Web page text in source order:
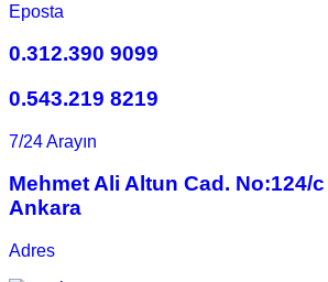
Eposta
0.312.390 9099
0.543.219 8219
7/24 Arayın
Mehmet Ali Altun Cad. No:124/
Ankara
Adres